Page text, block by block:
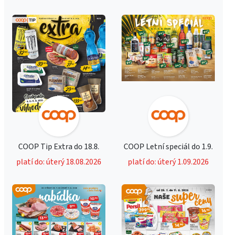
COOP Tip Extra do 18.8.
platí do: úterý 18.08.2026
COOP Letní speciál do 1.9.
platí do: úterý 1.09.2026